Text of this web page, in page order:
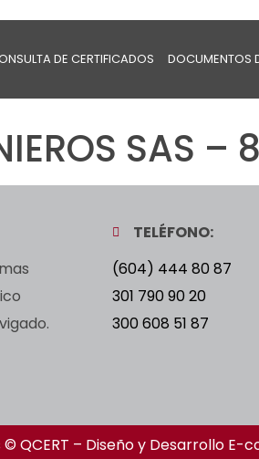
DE CERTIFICADOS DOCUMENTOS
SAS
TELÉFONO:
(604) 444 80 87
301 790 90 20
300 608 51 87
QCERT – Diseño y Desarrollo E-